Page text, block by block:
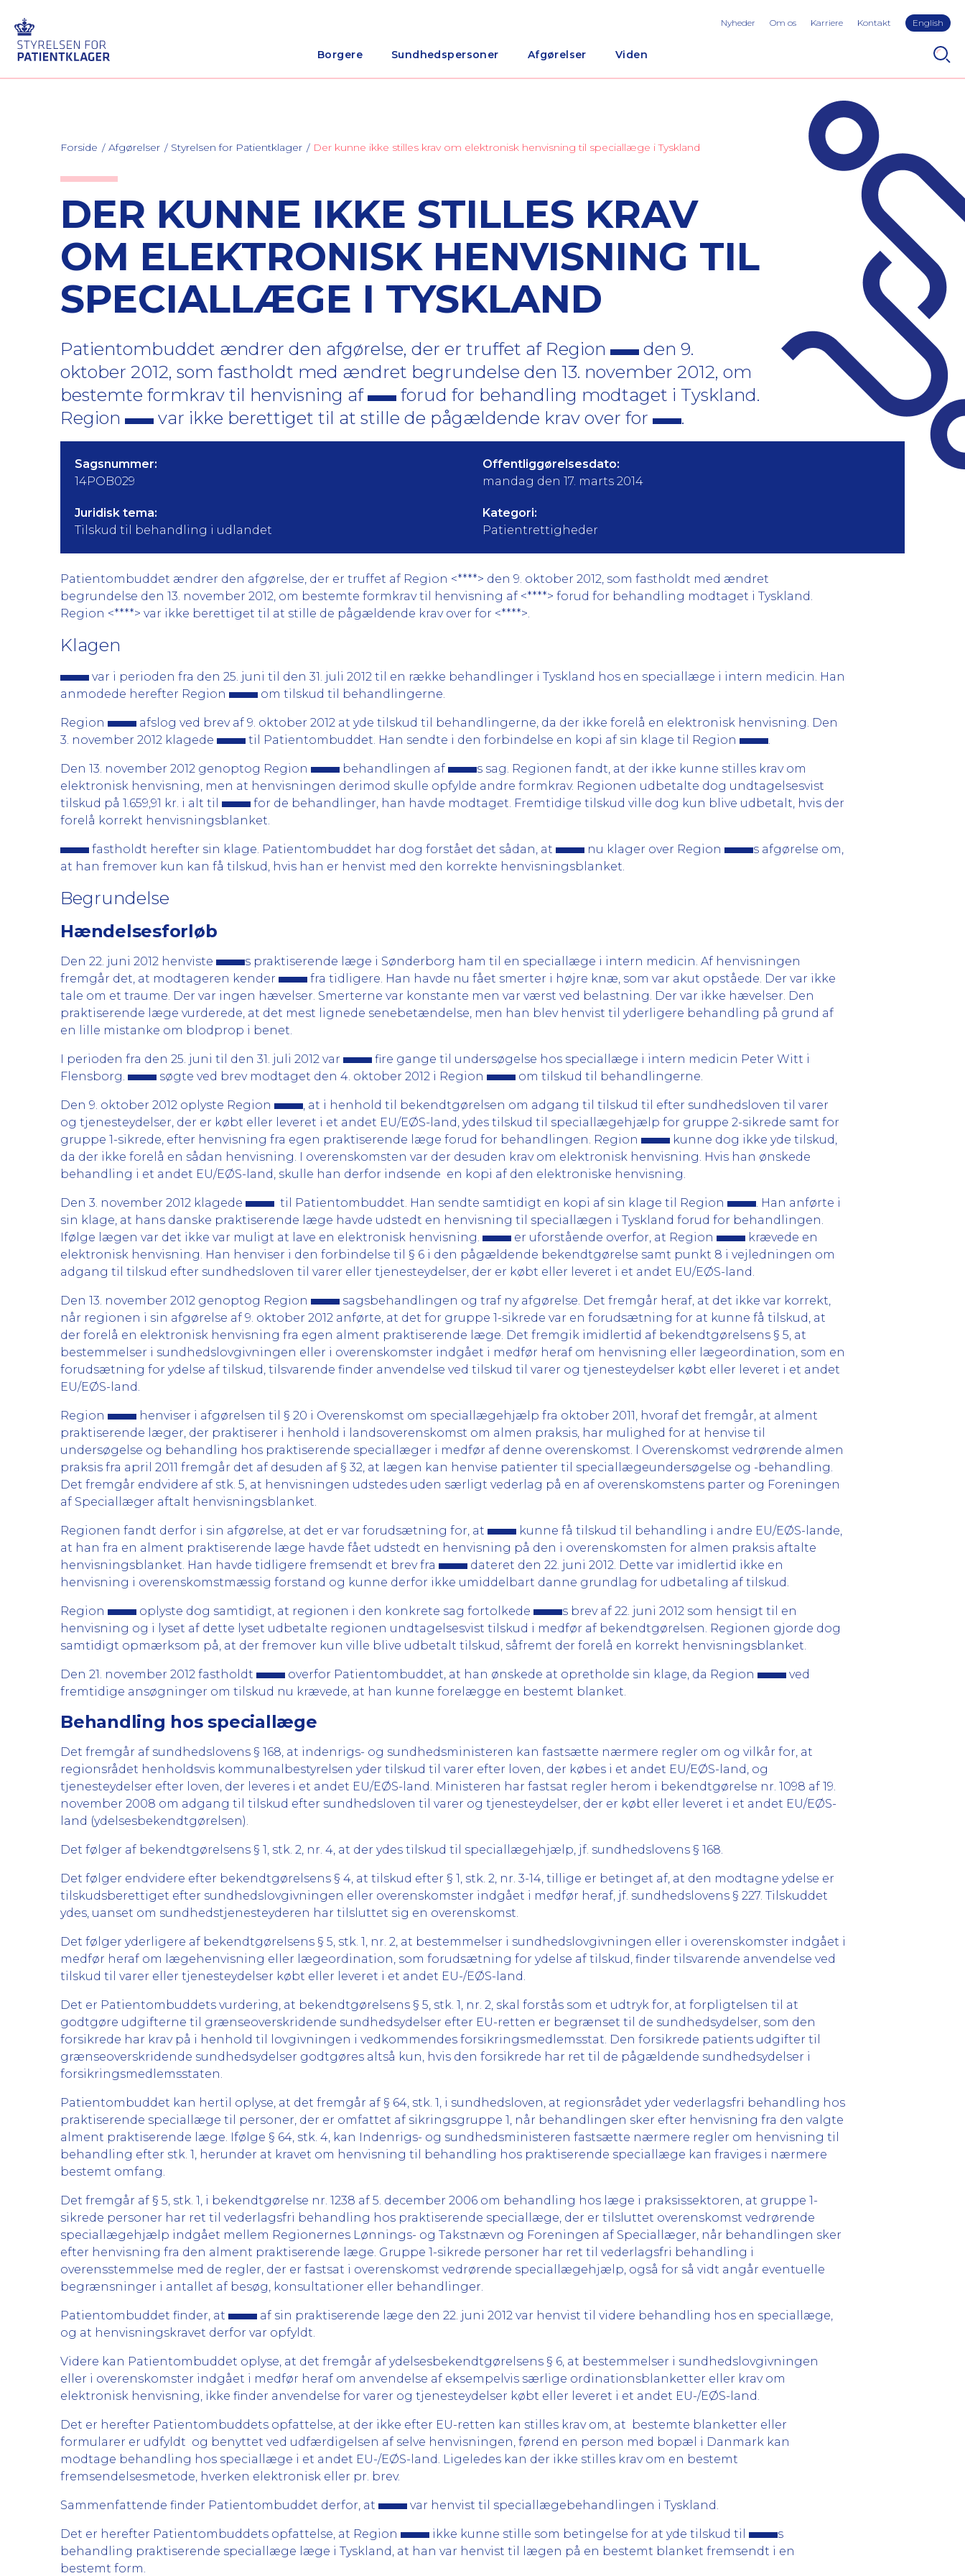
Borgere Sundhedspersoner Afgørelser Viden
Nyheder Om os Karriere Kontakt English
Forside Afgørelser Styrelsen for Patientklager Der kunne ikke stilles krav om elektronisk henvisning til speciallæge i Tyskland
DER KUNNE IKKE STILLES KRAV
OM ELEKTRONISK HENVISNING TIL
SPECIALLÆGE I TYSKLAND
Patientombuddet ændrer den afgørelse, der er truffet af Region
den 9.
oktober 2012, som fastholdt med ændret begrundelse den 13. november 2012, om
bestemte formkrav til henvisning af
forud for behandling modtaget i Tyskland.
Region
var ikke berettiget til at stille de pågældende krav over for .
Sagsnummer:
14POB029
Offentliggørelsesdato:
mandag den 17. marts 2014
Juridisk tema:
Tilskud til behandling i udlandet
Kategori:
Patientrettigheder
Patientombuddet ændrer den afgørelse, der er truffet af Region <****> den 9. oktober 2012, som fastholdt med ændret
begrundelse den 13. november 2012, om bestemte formkrav til henvisning af <****> forud for behandling modtaget i Tyskland.
Region <****> var ikke berettiget til at stille de pågældende krav over for <****>.
Klagen
var i perioden fra den 25. juni til den 31. juli 2012 til en række behandlinger i Tyskland hos en speciallæge i intern medicin. Han
anmodede herefter Region
om tilskud til behandlingerne.
Region
afslog ved brev af 9. oktober 2012 at yde tilskud til behandlingerne, da der ikke forelå en elektronisk henvisning. Den
3. november 2012 klagede
til Patientombuddet. Han sendte i den forbindelse en kopi af sin klage til Region .
Den 13. november 2012 genoptog Region behandlingen af
s sag. Regionen fandt, at der ikke kunne stilles krav om
elektronisk henvisning, men at henvisningen derimod skulle opfylde andre formkrav. Regionen udbetalte dog undtagelsesvist
tilskud på 1.659,91 kr. i alt til
for de behandlinger, han havde modtaget. Fremtidige tilskud ville dog kun blive udbetalt, hvis der
forelå korrekt henvisningsblanket.
fastholdt herefter sin klage. Patientombuddet har dog forstået det sådan, at nu klager over Region
s afgørelse om,
at han fremover kun kan få tilskud, hvis han er henvist med den korrekte henvisningsblanket.
Begrundelse
Hændelsesforløb
Den 22. juni 2012 henviste
s praktiserende læge i Sønderborg ham til en speciallæge i intern medicin. Af henvisningen
fremgår det, at modtageren kender
fra tidligere. Han havde nu fået smerter i højre knæ, som var akut opståede. Der var ikke
tale om et traume. Der var ingen hævelser. Smerterne var konstante men var værst ved belastning. Der var ikke hævelser. Den
praktiserende læge vurderede, at det mest lignede senebetændelse, men han blev henvist til yderligere behandling på grund af
en lille mistanke om blodprop i benet.
I perioden fra den 25. juni til den 31. juli 2012 var
fire gange til undersøgelse hos speciallæge i intern medicin Peter Witt i
Flensborg.
søgte ved brev modtaget den 4. oktober 2012 i Region om tilskud til behandlingerne.
Den 9. oktober 2012 oplyste Region
, at i henhold til bekendtgørelsen om adgang til tilskud til efter sundhedsloven til varer
og tjenesteydelser, der er købt eller leveret i et andet EU/EØS-land, ydes tilskud til speciallægehjælp for gruppe 2-sikrede samt for
gruppe 1-sikrede, efter henvisning fra egen praktiserende læge forud for behandlingen. Region
kunne dog ikke yde tilskud,
da der ikke forelå en sådan henvisning. I overenskomsten var der desuden krav om elektronisk henvisning. Hvis han ønskede
behandling i et andet EU/EØS-land, skulle han derfor indsende en kopi af den elektroniske henvisning.
Den 3. november 2012 klagede til Patientombuddet. Han sendte samtidigt en kopi af sin klage til Region
. Han anførte i
sin klage, at hans danske praktiserende læge havde udstedt en henvisning til speciallægen i Tyskland forud for behandlingen.
Ifølge lægen var det ikke var muligt at lave en elektronisk henvisning.
er uforstående overfor, at Region
krævede en
elektronisk henvisning. Han henviser i den forbindelse til § 6 i den pågældende bekendtgørelse samt punkt 8 i vejledningen om
adgang til tilskud efter sundhedsloven til varer eller tjenesteydelser, der er købt eller leveret i et andet EU/EØS-land.
Den 13. november 2012 genoptog Region
sagsbehandlingen og traf ny afgørelse. Det fremgår heraf, at det ikke var korrekt,
når regionen i sin afgørelse af 9. oktober 2012 anførte, at det for gruppe 1-sikrede var en forudsætning for at kunne få tilskud, at
der forelå en elektronisk henvisning fra egen alment praktiserende læge. Det fremgik imidlertid af bekendtgørelsens § 5, at
bestemmelser i sundhedslovgivningen eller i overenskomster indgået i medfør heraf om henvisning eller lægeordination, som en
forudsætning for ydelse af tilskud, tilsvarende finder anvendelse ved tilskud til varer og tjenesteydelser købt eller leveret i et andet
EU/EØS-land.
Region
henviser i afgørelsen til § 20 i Overenskomst om speciallægehjælp fra oktober 2011, hvoraf det fremgår, at alment
praktiserende læger, der praktiserer i henhold i landsoverenskomst om almen praksis, har mulighed for at henvise til
undersøgelse og behandling hos praktiserende speciallæger i medfør af denne overenskomst. l Overenskomst vedrørende almen
praksis fra april 2011 fremgår det af desuden af § 32, at lægen kan henvise patienter til speciallægeundersøgelse og -behandling.
Det fremgår endvidere af stk. 5, at henvisningen udstedes uden særligt vederlag på en af overenskomstens parter og Foreningen
af Speciallæger aftalt henvisningsblanket.
Regionen fandt derfor i sin afgørelse, at det er var forudsætning for, at
kunne få tilskud til behandling i andre EU/EØS-lande,
at han fra en alment praktiserende læge havde fået udstedt en henvisning på den i overenskomsten for almen praksis aftalte
henvisningsblanket. Han havde tidligere fremsendt et brev fra
dateret den 22. juni 2012. Dette var imidlertid ikke en
henvisning i overenskomstmæssig forstand og kunne derfor ikke umiddelbart danne grundlag for udbetaling af tilskud.
Region oplyste dog samtidigt, at regionen i den konkrete sag fortolkede
s brev af 22. juni 2012 som hensigt til en
henvisning og i lyset af dette lyset udbetalte regionen undtagelsesvist tilskud i medfør af bekendtgørelsen. Regionen gjorde dog
samtidigt opmærksom på, at der fremover kun ville blive udbetalt tilskud, såfremt der forelå en korrekt henvisningsblanket.
Den 21. november 2012 fastholdt overfor Patientombuddet, at han ønskede at opretholde sin klage, da Region
ved
fremtidige ansøgninger om tilskud nu krævede, at han kunne forelægge en bestemt blanket.
Behandling hos speciallæge
Det fremgår af sundhedslovens § 168, at indenrigs- og sundhedsministeren kan fastsætte nærmere regler om og vilkår for, at
regionsrådet henholdsvis kommunalbestyrelsen yder tilskud til varer efter loven, der købes i et andet EU/EØS-land, og
tjenesteydelser efter loven, der leveres i et andet EU/EØS-land. Ministeren har fastsat regler herom i bekendtgørelse nr. 1098 af 19.
november 2008 om adgang til tilskud efter sundhedsloven til varer og tjenesteydelser, der er købt eller leveret i et andet EU/EØS-
land (ydelsesbekendtgørelsen).
Det følger af bekendtgørelsens § 1, stk. 2, nr. 4, at der ydes tilskud til speciallægehjælp, jf. sundhedslovens § 168.
Det følger endvidere efter bekendtgørelsens § 4, at tilskud efter § 1, stk. 2, nr. 3-14, tillige er betinget af, at den modtagne ydelse er
tilskudsberettiget efter sundhedslovgivningen eller overenskomster indgået i medfør heraf, jf. sundhedslovens § 227. Tilskuddet
ydes, uanset om sundhedstjenesteyderen har tilsluttet sig en overenskomst.
Det følger yderligere af bekendtgørelsens § 5, stk. 1, nr. 2, at bestemmelser i sundhedslovgivningen eller i overenskomster indgået i
medfør heraf om lægehenvisning eller lægeordination, som forudsætning for ydelse af tilskud, finder tilsvarende anvendelse ved
tilskud til varer eller tjenesteydelser købt eller leveret i et andet EU-/EØS-land.
Det er Patientombuddets vurdering, at bekendtgørelsens § 5, stk. 1, nr. 2, skal forstås som et udtryk for, at forpligtelsen til at
godtgøre udgifterne til grænseoverskridende sundhedsydelser efter EU-retten er begrænset til de sundhedsydelser, som den
forsikrede har krav på i henhold til lovgivningen i vedkommendes forsikringsmedlemsstat. Den forsikrede patients udgifter til
grænseoverskridende sundhedsydelser godtgøres altså kun, hvis den forsikrede har ret til de pågældende sundhedsydelser i
forsikringsmedlemsstaten.
Patientombuddet kan hertil oplyse, at det fremgår af § 64, stk. 1, i sundhedsloven, at regionsrådet yder vederlagsfri behandling hos
praktiserende speciallæge til personer, der er omfattet af sikringsgruppe 1, når behandlingen sker efter henvisning fra den valgte
alment praktiserende læge. Ifølge § 64, stk. 4, kan Indenrigs- og sundhedsministeren fastsætte nærmere regler om henvisning til
behandling efter stk. 1, herunder at kravet om henvisning til behandling hos praktiserende speciallæge kan fraviges i nærmere
bestemt omfang.
Det fremgår af § 5, stk. 1, i bekendtgørelse nr. 1238 af 5. december 2006 om behandling hos læge i praksissektoren, at gruppe 1-
sikrede personer har ret til vederlagsfri behandling hos praktiserende speciallæge, der er tilsluttet overenskomst vedrørende
speciallægehjælp indgået mellem Regionernes Lønnings- og Takstnævn og Foreningen af Speciallæger, når behandlingen sker
efter henvisning fra den alment praktiserende læge. Gruppe 1-sikrede personer har ret til vederlagsfri behandling i
overensstemmelse med de regler, der er fastsat i overenskomst vedrørende speciallægehjælp, også for så vidt angår eventuelle
begrænsninger i antallet af besøg, konsultationer eller behandlinger.
Patientombuddet finder, at
af sin praktiserende læge den 22. juni 2012 var henvist til videre behandling hos en speciallæge,
og at henvisningskravet derfor var opfyldt.
Videre kan Patientombuddet oplyse, at det fremgår af ydelsesbekendtgørelsens § 6, at bestemmelser i sundhedslovgivningen
eller i overenskomster indgået i medfør heraf om anvendelse af eksempelvis særlige ordinationsblanketter eller krav om
elektronisk henvisning, ikke finder anvendelse for varer og tjenesteydelser købt eller leveret i et andet EU-/EØS-land.
Det er herefter Patientombuddets opfattelse, at der ikke efter EU-retten kan stilles krav om, at bestemte blanketter eller
formularer er udfyldt og benyttet ved udfærdigelsen af selve henvisningen, førend en person med bopæl i Danmark kan
modtage behandling hos speciallæge i et andet EU-/EØS-land. Ligeledes kan der ikke stilles krav om en bestemt
fremsendelsesmetode, hverken elektronisk eller pr. brev.
Sammenfattende finder Patientombuddet derfor, at var henvist til speciallægebehandlingen i Tyskland.
Det er herefter Patientombuddets opfattelse, at Region ikke kunne stille som betingelse for at yde tilskud til
s
behandling praktiserende speciallæge læge i Tyskland, at han var henvist til lægen på en bestemt blanket fremsendt i en
bestemt form.